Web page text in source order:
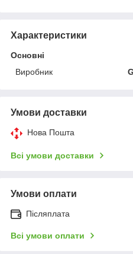
Характеристики
Основні
Виробник
Умови доставки
Нова Пошта
Всі умови доставки
Умови оплати
Післяплата
Всі умови оплати